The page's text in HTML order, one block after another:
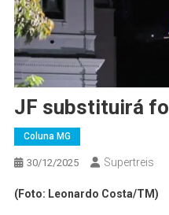
JF substituirá
Coluna MG
30/12/2025 Supertreis
(Foto: Leonardo Costa/TM)